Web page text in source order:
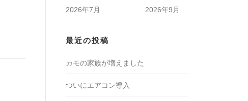
2026年7月 2026年9月
最近の投稿
カモの家族が増えました
ついにエアコン導入